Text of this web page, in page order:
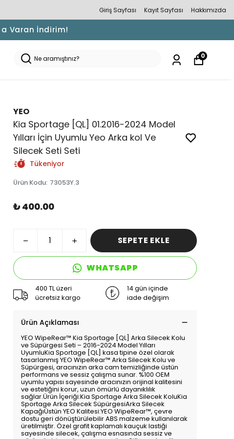
Giriş Sayfası Kayıt Sayfası Hakkımızda
a Varan İndirim!
0
YEO
Kia Sportage [QL] 01.2016-2024 Model
Yılları İçin Uyumlu Yeo Arka kol Ve
Silecek Seti Seti
Tükeniyor
Ürün Kodu: 73053Y.3
₺ 400.00
SEPETE EKLE
WHATSAPP
400 TL üzeri
ücretsiz kargo
14 gün içinde
iade değişim
Ürün Açıklaması
YEO WipeRear™ Kia Sportage [QL] Arka Silecek Kolu
ve Süpürgesi Seti – 2016-2024 Model Yılları
UyumluKia Sportage [QL] kasa tipine özel olarak
tasarlanmış YEO WipeRear™ Arka Silecek Kolu ve
Süpürgesi, aracınızın arka cam temizliğinde üstün
performans ve sessiz çalışma sunar. %100 OEM
uyumlu yapısı sayesinde aracınızın orijinal kalitesini
ve estetiğini korur, uzun ömürlü dayanıklılık
sağlar.Ürün İçeriği:Kia Sportage Arka Silecek KoluKia
Sportage Arka Silecek SüpürgesiArka Silecek
KapağıÜstün YEO Kalitesi:YEO WipeRear™, çevre
dostu geri dönüştürülebilir ABS malzeme kullanılarak
üretilmiştir. Özel grafit kaplamalı kauçuk lastiği
sayesinde silecek, çalışma esnasında sessiz ve